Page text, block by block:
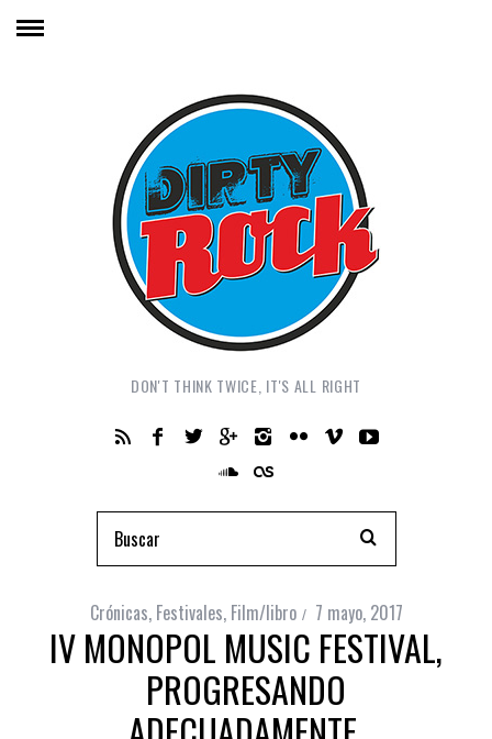
DON'T THINK TWICE, IT'S ALL RIGHT
Crónicas, Festivales, Film/libro 7 mayo, 2017
IV MONOPOL MUSIC FESTIVAL,
PROGRESANDO